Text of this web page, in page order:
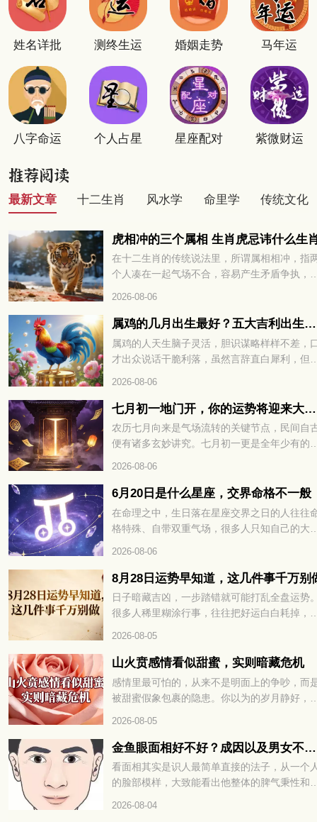
姓名详批 测终生运 婚姻走势 马年运
八字命运 个人占星 星座配对 紫微财运
最新文章 十二生肖 风水学 命里学 传统文化
虎相冲的三个属相 生肖虎忌讳什么生
在十二生肖的传统说法里，所谓属相相冲，指
个人凑在一起气场不合，容易产生矛盾争执，
哪些？接下来咱们就详细说一说。
2026-08-06
属鸡的几月出生最好？五大吉利出生月份完整解读
属鸡的人天生脑子灵活，胆识谋略样样不差，
才出众说话干脆利落，虽然言辞直白犀利，但
不过骨子里好胜心比较强，凡事总爱分出高下
在传统说法里，属鸡人不同月份降生，先天性
与整体运势差别很大，不少属鸡朋友都好奇，
细讲讲。
2026-08-06
七月初一地门开，你的运势将迎来大转折
农历七月向来是气场流转的关键节点，民间自
便有诸多玄妙讲究。七月初一更是全年少有的
半年的运势密码。冥冥之中自有定数，七月初
地门开，你的运势将迎来大转折。想知道究竟
吉是凶、该如何顺势把握，不妨接着往下细看
2026-08-06
6月20日是什么星座，交界命格不一般
在命理之中，生日落在星座交界之日的人往往
格特殊、自带双重气场，很多人只知自己的大
一般的命格玄机，想解锁自身完整运势，不妨
续往下细看。6月20日是什么星座，交界命格
般，你的性格、财运与情路走向，全文为你一
2026-08-06
8月28日运势早知道，这几件事千万别
日子暗藏吉凶，一步踏错就可能打乱全盘运势
很多人稀里糊涂行事，往往把好运白白耗掉，
道，这几件事千万别做，想顺顺利利过好这天
就继续往下看详细解析。
2026-08-05
山火贲感情看似甜蜜，实则暗藏危机
感情里最可怕的，从来不是明面上的争吵，而
被甜蜜假象包裹的隐患。你以为的岁月静好，
却藏着烧尽根基的风险。山火贲感情看似甜蜜
实则暗藏危机，想看清这段关系的真相，就继
往下看详细解析。
2026-08-05
金鱼眼面相好不好？成因以及男女不同命运解读
看面相其实是识人最简单直接的法子，从一个
的脸部模样，大致能看出他整体的脾气秉性和
2026-08-04